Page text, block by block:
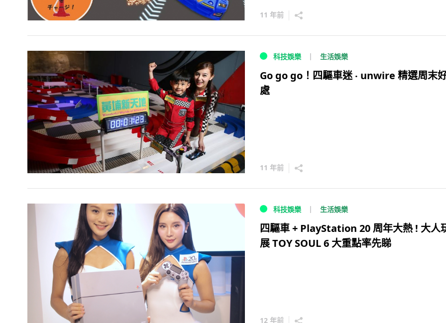
11 年前
科技娛樂 生活娛樂
Go go go！四驅車迷 ‧ unwire 精選周末
處
11 年前
科技娛樂 生活娛樂
四驅車 + PlayStation 20 周年大熱 ! 大人
展 TOY SOUL 6 大重點率先睇
12 年前